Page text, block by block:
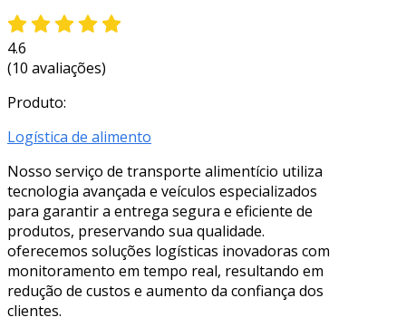
4.6
(10 avaliações)
Produto:
Logística de alimento
Nosso serviço de transporte alimentício utiliza
tecnologia avançada e veículos especializados
para garantir a entrega segura e eficiente de
produtos, preservando sua qualidade.
oferecemos soluções logísticas inovadoras com
monitoramento em tempo real, resultando em
redução de custos e aumento da confiança dos
clientes.